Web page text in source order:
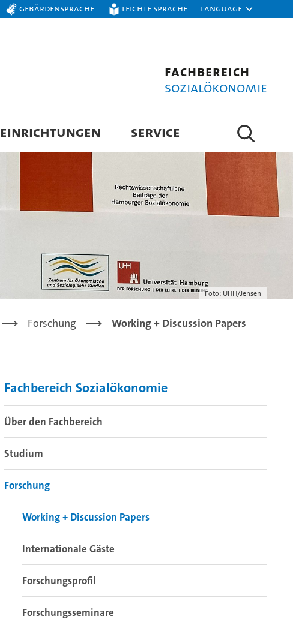
Gebärdensprache Leichte Sprache Language
Fachbereich
Sozialökonomie
EINRICHTUNGEN SERVICE
Foto: UHH/Jensen
Forschung Working + Discussion Papers
Fachbereich Sozialökonomie
Über den Fachbereich
Studium
Forschung
Working + Discussion Papers
Internationale Gäste
Forschungsprofil
Forschungsseminare